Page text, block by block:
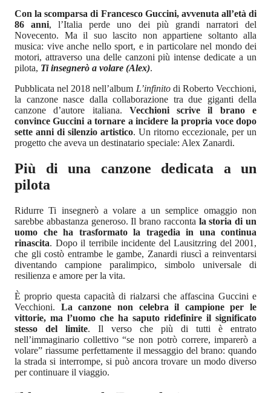
Con la scomparsa di Francesco Guccini, avvenuta all’età di
86 anni, l’Italia perde uno dei più grandi narratori del
Novecento. Ma il suo lascito non appartiene soltanto alla
musica: vive anche nello sport, e in particolare nel mondo dei
motori, attraverso una delle canzoni più intense dedicate a un
pilota, Ti insegnerò a volare (Alex).
Pubblicata nel 2018 nell’album L’infinitodi Roberto Vecchioni,
la canzone nasce dalla collaborazione tra due giganti della
canzone d’autore italiana. Vecchioni scrive il brano e
convince Guccini a tornare a incidere la propria voce dopo
sette anni di silenzio artistico. Un ritorno eccezionale, per un
progetto che aveva un destinatario speciale: Alex Zanardi.
Più di una canzone dedicata a un
pilota
Ridurre Ti insegnerò a volare a un semplice omaggio non
sarebbe abbastanza generoso. Il brano racconta la storia di un
uomo che ha trasformato la tragedia in una continua
rinascita. Dopo il terribile incidente del Lausitzring del 2001,
che gli costò entrambe le gambe, Zanardi riuscì a reinventarsi
diventando campione paralimpico, simbolo universale di
resilienza e amore per la vita.
È proprio questa capacità di rialzarsi che affascina Guccini e
Vecchioni. La canzone non celebra il campione per le
vittorie, ma l’uomo che ha saputo ridefinire il significato
stesso del limite. Il verso che più di tutti è entrato
nell’immaginario collettivo “se non potrò correre, imparerò a
volare” riassume perfettamente il messaggio del brano: quando
la strada si interrompe, si può ancora trovare un modo diverso
per continuare il viaggio.